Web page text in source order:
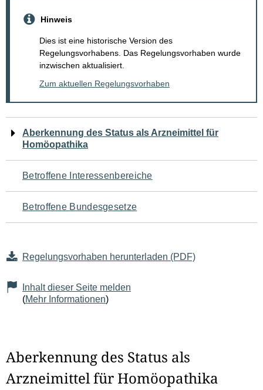
Hinweis
Dies ist eine historische Version des
Regelungsvorhabens. Das Regelungsvorhaben wurde
inzwischen aktualisiert.
Zum aktuellen Regelungsvorhaben
Navigation
für
den
Seiteninhalt
Aberkennung des Status als Arzneimittel für
Homöopathika
Betroffene Interessenbereiche
Betroffene Bundesgesetze
Regelungsvorhaben herunterladen (PDF)
Inhalt dieser Seite melden
(Mehr Informationen)
Aberkennung des Status als
Arzneimittel für Homöopathika